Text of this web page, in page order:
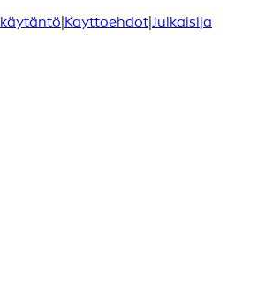
|Kayttoehdot|Julkaisija